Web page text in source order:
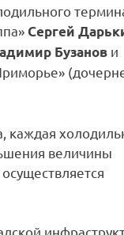
Сергей
Бузанов и
каждая
величины